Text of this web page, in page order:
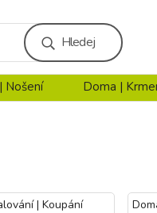
Hledej
Nošení Doma |
| Koupání